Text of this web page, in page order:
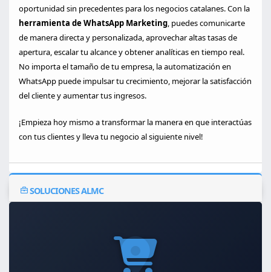
oportunidad sin precedentes para los negocios catalanes. Con la
herramienta de WhatsApp Marketing, puedes comunicarte
de manera directa y personalizada, aprovechar altas tasas de
apertura, escalar tu alcance y obtener analíticas en tiempo real.
No importa el tamaño de tu empresa, la automatización en
WhatsApp puede impulsar tu crecimiento, mejorar la satisfacción
del cliente y aumentar tus ingresos.
¡Empieza hoy mismo a transformar la manera en que interactúas
con tus clientes y lleva tu negocio al siguiente nivel!
SOLUCIONES ALMC